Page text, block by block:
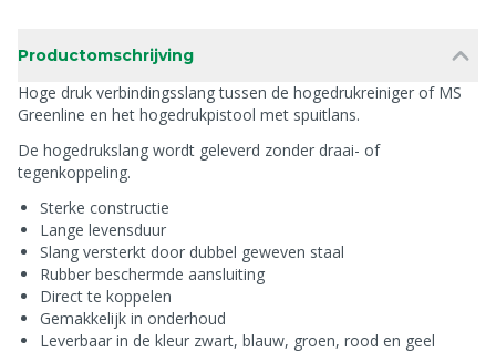
Productomschrijving
Hoge druk verbindingsslang tussen de hogedrukreiniger of MS
Greenline en het hogedrukpistool met spuitlans.
De hogedrukslang wordt geleverd zonder draai- of
tegenkoppeling.
Sterke constructie
Lange levensduur
Slang versterkt door dubbel geweven staal
Rubber beschermde aansluiting
Direct te koppelen
Gemakkelijk in onderhoud
Leverbaar in de kleur zwart, blauw, groen, rood en geel